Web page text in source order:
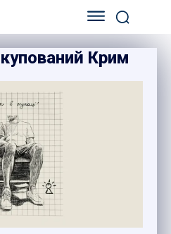
Крим